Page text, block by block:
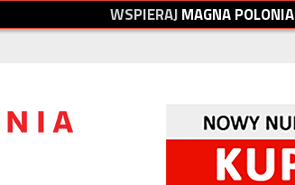
WSPIERAJMAGNAPOLONIA